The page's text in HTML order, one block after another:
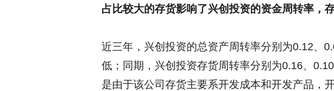
占比较大的存货影响了兴创投资的资金周转率，
近三年，兴创投资的总资产周转率分别为0.12、
低；同期，兴创投资存货周转率分别为0.16、
是由于该公司存货主要系开发成本和开发产品，开